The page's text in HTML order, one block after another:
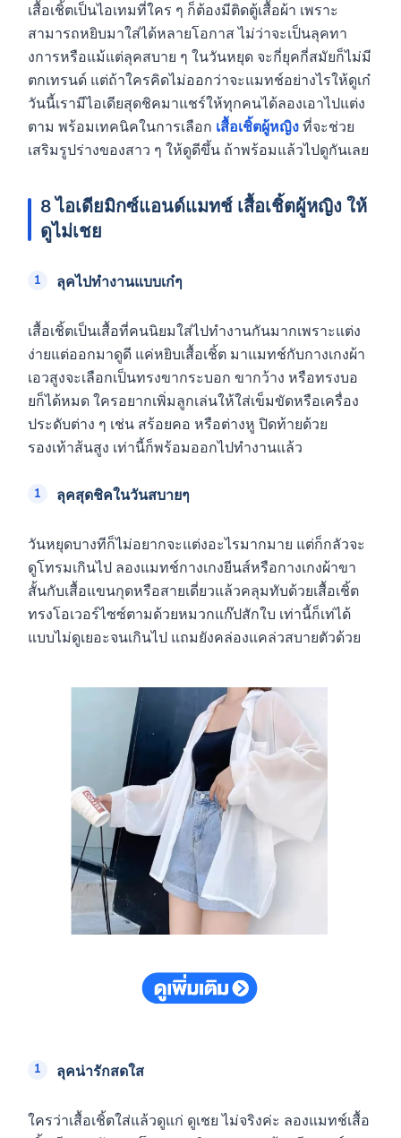
เสื้อเชิ้ตเป็นไอเทมที่ใคร ๆ ก็ต้องมีติดตู้เสื้อผ้า เพราะ
สามารถหยิบมาใส่ได้หลายโอกาส ไม่ว่าจะเป็นลุคทา
งการหรือแม้แต่ลุคสบาย ๆ ในวันหยุด จะกี่ยุคกี่สมัยก็ไม่มี
ตกเทรนด์ แต่ถ้าใครคิดไม่ออกว่าจะแมทช์อย่างไรให้ดูเก๋
วันนี้เรามีไอเดียสุดชิคมาแชร์ให้ทุกคนได้ลองเอาไปแต่ง
ตาม พร้อมเทคนิคในการเลือก เสื้อเชิ้ตผู้หญิงที่จะช่วย
เสริมรูปร่างของสาว ๆ ให้ดูดีขึ้น ถ้าพร้อมแล้วไปดูกันเลย
8 ไอเดียมิกซ์แอนด์แมทช์ เสื้อเชิ้ตผู้หญิงให้
ดูไม่เชย
ลุคไปทำงานแบบเก๋ๆ
เสื้อเชิ้ตเป็นเสื้อที่คนนิยมใส่ไปทำงานกันมากเพราะแต่ง
ง่ายแต่ออกมาดูดี แค่หยิบเสื้อเชิ้ต มาแมทช์กับกางเกงผ้า
เอวสูงจะเลือกเป็นทรงขากระบอก ขากว้าง หรือทรงบอ
ยก็ได้หมด ใครอยากเพิ่มลูกเล่นให้ใส่เข็มขัดหรือเครื่อง
ประดับต่าง ๆ เช่น สร้อยคอ หรือต่างหู ปิดท้ายด้วย
รองเท้าส้นสูง เท่านี้ก็พร้อมออกไปทำงานแล้ว
ลุคสุดชิคในวันสบายๆ
วันหยุดบางทีก็ไม่อยากจะแต่งอะไรมากมาย แต่ก็กลัวจะ
ดูโทรมเกินไป ลองแมทช์กางเกงยีนส์หรือกางเกงผ้าขา
สั้นกับเสื้อแขนกุดหรือสายเดี่ยวแล้วคลุมทับด้วยเสื้อเชิ้ต
ทรงโอเวอร์ไซซ์ตามด้วยหมวกแก๊ปสักใบ เท่านี้ก็เท่ได้
แบบไม่ดูเยอะจนเกินไป แถมยังคล่องแคล่วสบายตัวด้วย
ลุคน่ารักสดใส
ใครว่าเสื้อเชิ้ตใส่แล้วดูแก่ ดูเชย ไม่จริงค่ะ ลองแมทช์เสื้อ